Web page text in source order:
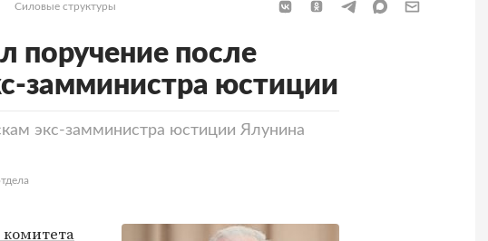
Силовые структуры
поручение после
замминистра юстиции
экс-замминистра юстиции Ялунина